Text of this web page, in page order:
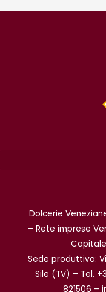
Dolcerie
– Rete imprese
Sede produttiva:
Sile (TV) – Tel.
821506 –